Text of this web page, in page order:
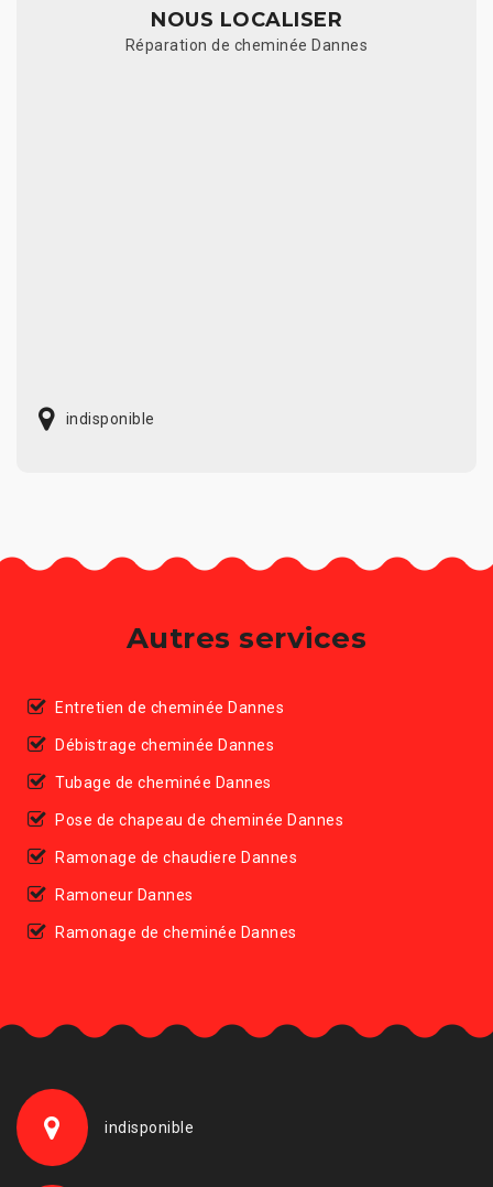
NOUS LOCALISER
Réparation de cheminée Dannes
indisponible
Autres services
Entretien de cheminée Dannes
Débistrage cheminée Dannes
Tubage de cheminée Dannes
Pose de chapeau de cheminée Dannes
Ramonage de chaudiere Dannes
Ramoneur Dannes
Ramonage de cheminée Dannes
indisponible